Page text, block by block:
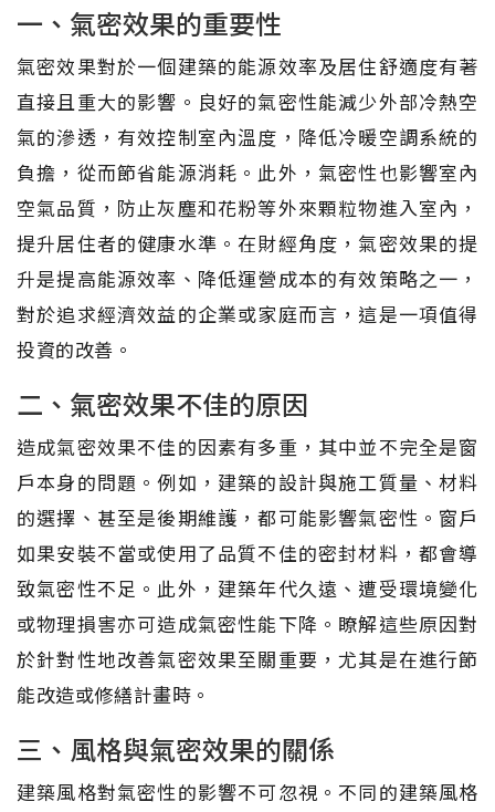
一、氣密效果的重要性
氣密效果對於一個建築的能源效率及居住舒適度有著
直接且重大的影響。良好的氣密性能減少外部冷熱空
氣的滲透，有效控制室內溫度，降低冷暖空調系統的
負擔，從而節省能源消耗。此外，氣密性也影響室內
空氣品質，防止灰塵和花粉等外來顆粒物進入室內，
提升居住者的健康水準。在財經角度，氣密效果的提
升是提高能源效率、降低運營成本的有效策略之一，
對於追求經濟效益的企業或家庭而言，這是一項值得
投資的改善。
二、氣密效果不佳的原因
造成氣密效果不佳的因素有多重，其中並不完全是窗
戶本身的問題。例如，建築的設計與施工質量、材料
的選擇、甚至是後期維護，都可能影響氣密性。窗戶
如果安裝不當或使用了品質不佳的密封材料，都會導
致氣密性不足。此外，建築年代久遠、遭受環境變化
或物理損害亦可造成氣密性能下降。瞭解這些原因對
於針對性地改善氣密效果至關重要，尤其是在進行節
能改造或修繕計畫時。
三、風格與氣密效果的關係
建築風格對氣密性的影響不可忽視。不同的建築風格